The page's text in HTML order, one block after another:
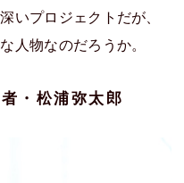
いプロジェクトだが、
人物なのだろうか。
・松浦弥太郎